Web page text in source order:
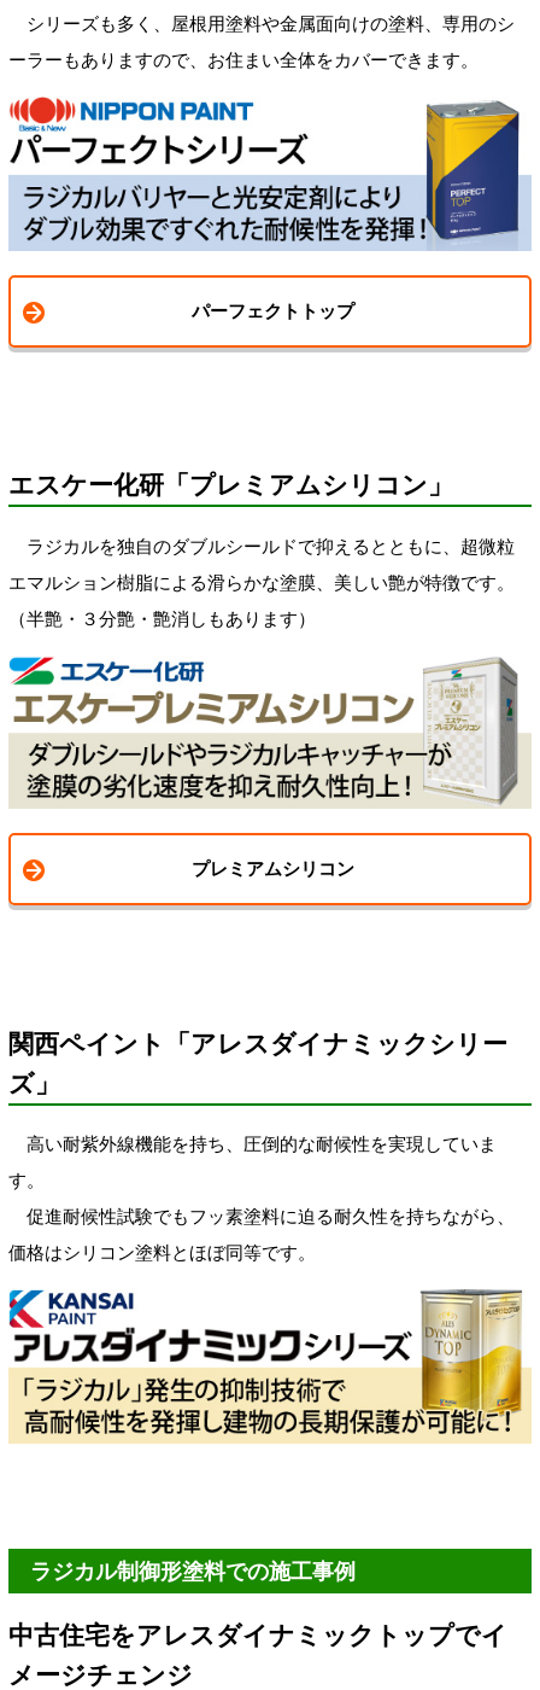
シリーズも多く、屋根用塗料や金属面向けの塗料、専用のシ
ーラーもありますので、お住まい全体をカバーできます。
パーフェクトトップ
エスケー化研「プレミアムシリコン」
ラジカルを独自のダブルシールドで抑えるとともに、超微粒
エマルション樹脂による滑らかな塗膜、美しい艶が特徴です。
（半艶・３分艶・艶消しもあります）
プレミアムシリコン
関西ペイント「アレスダイナミックシリー
ズ」
高い耐紫外線機能を持ち、圧倒的な耐候性を実現していま
す。
促進耐候性試験でもフッ素塗料に迫る耐久性を持ちながら、
価格はシリコン塗料とほぼ同等です。
ラジカル制御形塗料での施工事例
中古住宅をアレスダイナミックトップでイ
メージチェンジ